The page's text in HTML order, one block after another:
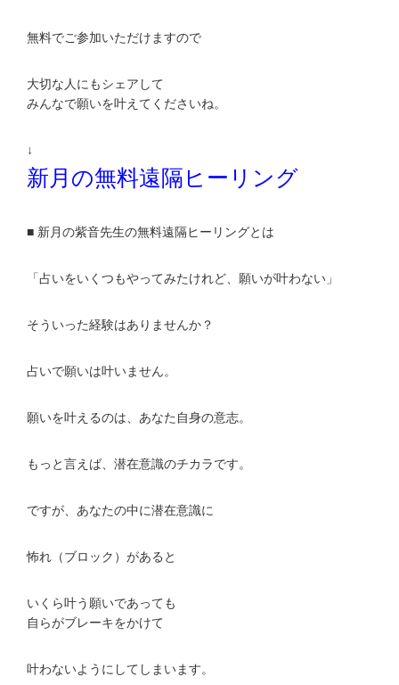
無料でご参加いただけますので
大切な人にもシェアして
みんなで願いを叶えてくださいね。
↓
新月の無料遠隔ヒーリング
■ 新月の紫音先生の無料遠隔ヒーリングとは
「占いをいくつもやってみたけれど、願いが叶わない」
そういった経験はありませんか？
占いで願いは叶いません。
願いを叶えるのは、あなた自身の意志。
もっと言えば、潜在意識のチカラです。
ですが、あなたの中に潜在意識に
怖れ（ブロック）があると
いくら叶う願いであっても
自らがブレーキをかけて
叶わないようにしてしまいます。